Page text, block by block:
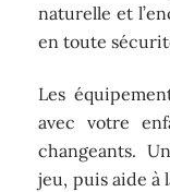
naturelle et
en toute
Les
avec votre
changeants.
jeu, puis aide à